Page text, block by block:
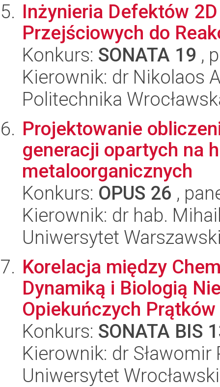
Inżynieria Defektów
Przejściowych do
Konkurs: SONATA 19 ,
Kierownik: dr Nikolaos
Politechnika
Projektowanie
generacji opartych na
metaloorganicznych
Konkurs: OPUS 26 ,
Kierownik: dr hab.
Uniwersytet
Korelacja między
Dynamiką i Biologią
Opiekuńczych
Konkurs: SONATA BIS
Kierownik: dr Sławomir
Uniwersytet